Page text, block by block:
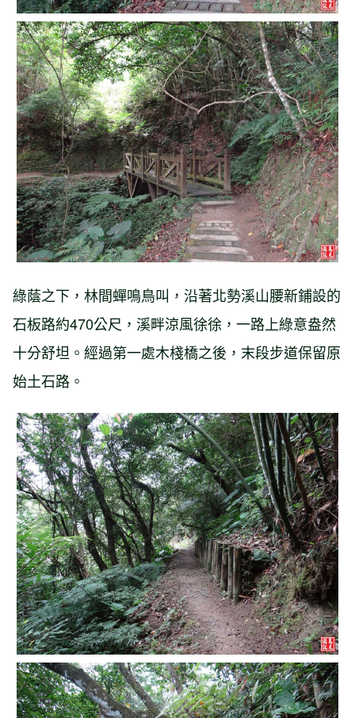
綠蔭之下，林間蟬鳴鳥叫，沿著北勢溪山腰新鋪設的
石板路約470公尺，溪畔涼風徐徐，一路上綠意盎然
十分舒坦。經過第一處木棧橋之後，末段步道保留原
始土石路。